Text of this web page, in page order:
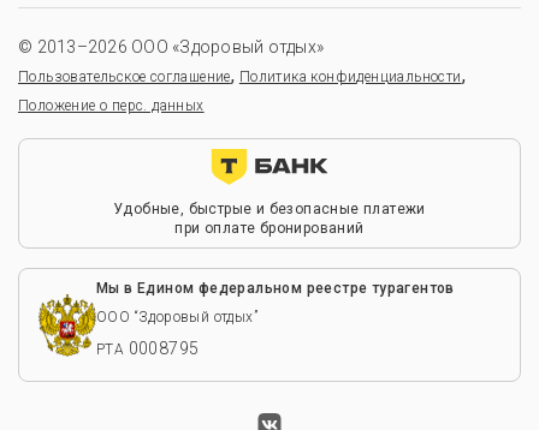
© 2013–2026 ООО «Здоровый отдых»
Пользовательское соглашение, Политика конфиденциальности,
Положение о перс. данных
Удобные, быстрые и безопасные платежи
при оплате бронирований
Мы в Едином федеральном реестре турагентов
ООО “Здоровый отдых”
РТА 0008795